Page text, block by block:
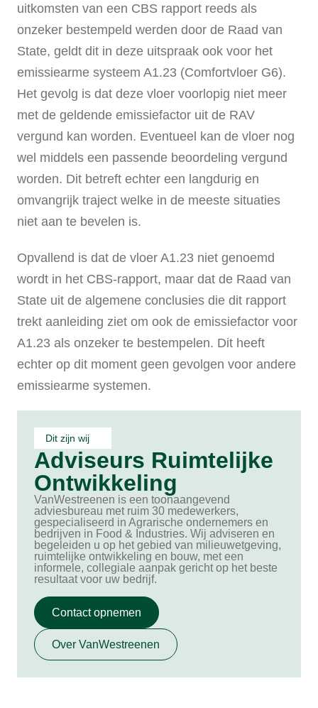
uitkomsten van een CBS rapport reeds als
onzeker bestempeld werden door de Raad van
State, geldt dit in deze uitspraak ook voor het
emissiearme systeem A1.23 (Comfortvloer G6).
Het gevolg is dat deze vloer voorlopig niet meer
met de geldende emissiefactor uit de RAV
vergund kan worden. Eventueel kan de vloer nog
wel middels een passende beoordeling vergund
worden. Dit betreft echter een langdurig en
omvangrijk traject welke in de meeste situaties
niet aan te bevelen is.
Opvallend is dat de vloer A1.23 niet genoemd
wordt in het CBS-rapport, maar dat de Raad van
State uit de algemene conclusies die dit rapport
trekt aanleiding ziet om ook de emissiefactor voor
A1.23 als onzeker te bestempelen. Dit heeft
echter op dit moment geen gevolgen voor andere
emissiearme systemen.
Dit zijn wij
Adviseurs Ruimtelijke
Ontwikkeling
VanWestreenen is een toonaangevend
adviesbureau met ruim 30 medewerkers,
gespecialiseerd in Agrarische ondernemers en
bedrijven in Food & Industries. Wij adviseren en
begeleiden u op het gebied van milieuwetgeving,
ruimtelijke ontwikkeling en bouw, met een
informele, collegiale aanpak gericht op het beste
resultaat voor uw bedrijf.
Contact opnemen
Over VanWestreenen